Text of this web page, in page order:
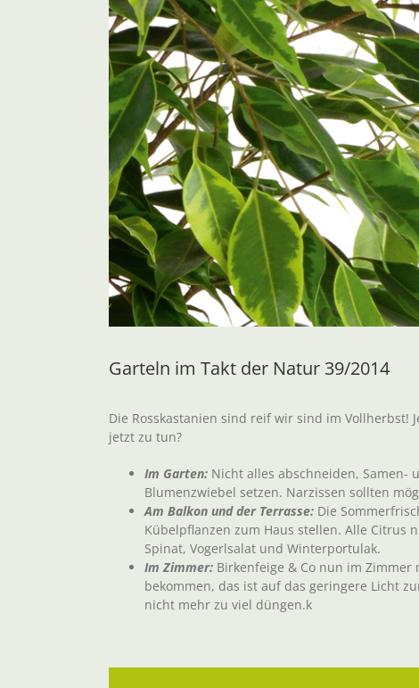
Garteln im Takt der Natur 39/2014
Die Rosskastanien sind reif wir sind im Vollherbst!
jetzt zu tun?
Im Garten: Nicht alles abschneiden, Samen-
Blumenzwiebel setzen. Narzissen sollten
Am Balkon und der Terrasse: Die
Kübelpflanzen zum Haus stellen. Alle Citrus
Spinat, Vogerlsalat und Winterportulak.
Im Zimmer: Birkenfeige & Co nun im
bekommen, das ist auf das geringere Licht
nicht mehr zu viel düngen.k